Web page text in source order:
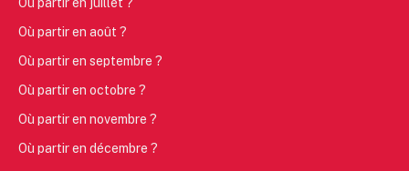
Où partir en juillet ?
Où partir en août ?
Où partir en septembre ?
Où partir en octobre ?
Où partir en novembre ?
Où partir en décembre ?